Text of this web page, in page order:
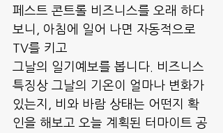
페스트 콘트롤 비즈니스를 오래 하다
보니, 아침에 일어 나면 자동적으로
TV를 키고
그날의 일기예보를 봅니다. 비즈니스
특징상 그날의 기온이 얼마나 변화가
있는지, 비와 바람 상태는 어떤지 확
인을 해보고 오늘 계획된 터마이트 공